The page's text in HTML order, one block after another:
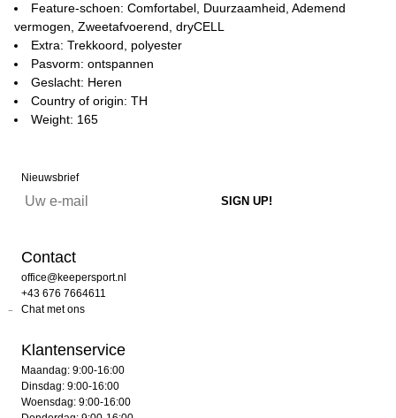
Feature-schoen: Comfortabel, Duurzaamheid, Ademend
vermogen, Zweetafvoerend, dryCELL
Extra: Trekkoord, polyester
Pasvorm: ontspannen
Geslacht: Heren
Country of origin: TH
Weight: 165
Nieuwsbrief
Contact
office@keepersport.nl
+43 676 7664611
Chat met ons
Klantenservice
Maandag: 9:00-16:00
Dinsdag: 9:00-16:00
Woensdag: 9:00-16:00